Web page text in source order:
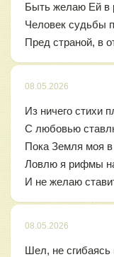
Быть желаю Ей в
Человек судьбы
Пред страной, в
08.05.2026
Из ничего стихи
С любовью
Пока Земля моя в
Ловлю я рифмы
И не желаю
08.05.2026
Шел, не сгибаясь